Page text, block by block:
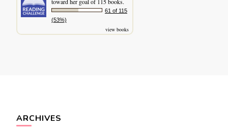
61 of 115
(53%)
view books
ARCHIVES